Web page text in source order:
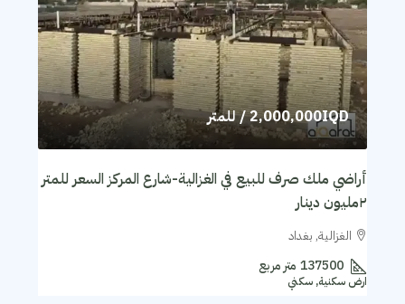
2,000,000IQD/ للمتر
أراضي ملك صرف للبيع في الغزالية-شارع المركز السعر للمتر
٢مليون دينار
الغزالية, بغداد
137500 متر مربع
ارض سكنية, سكني